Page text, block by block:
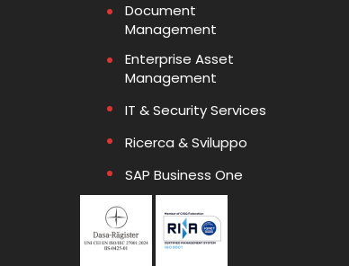
Document
Management
Enterprise Asset
Management
IT & Security Services
Ricerca & Sviluppo
SAP Business One